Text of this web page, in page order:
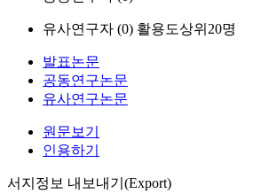
유사연구자 (0) 활용도상위20명
발표논문
공동연구논문
유사연구논문
원문보기
인용하기
서지정보 내보내기(Export)